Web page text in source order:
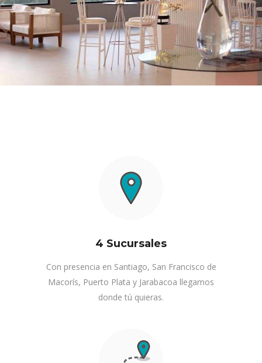
4 Sucursales
Con presencia en Santiago, San Francisco de
Macorís, Puerto Plata y Jarabacoa llegamos
donde tú quieras.